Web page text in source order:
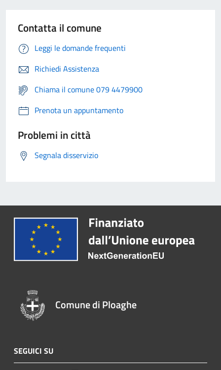
Contatta il comune
Leggi le domande frequenti
Richiedi Assistenza
Chiama il comune 079 4479900
Prenota un appuntamento
Problemi in città
Segnala disservizio
Comune di Ploaghe
SEGUICI SU